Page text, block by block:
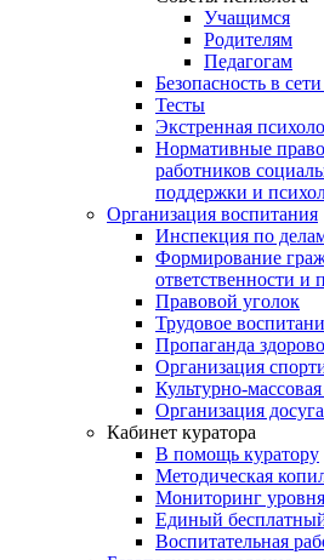
Учащимся
Родителям
Педагогам
Безопасность в
Тесты
Экстренная
Нормативные
работников
поддержки и
Организация воспитания
Инспекция по
Формирование
ответственности и
Правовой уголок
Трудовое
Пропаганда
Организация
Культурно-массовая
Организация
Кабинет куратора
В помощь куратору
Методическая
Мониторинг
Единый
Воспитательная